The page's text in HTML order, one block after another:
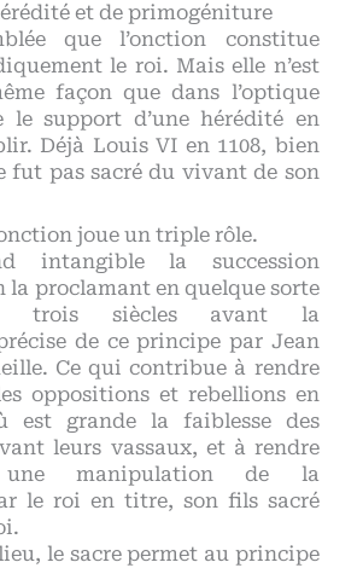
et de primogéniture
que l’onction constitue
le roi. Mais elle n’est
façon que dans l’optique
le support d’une hérédité en
Déjà Louis VI en 1108, bien
fut pas sacré du vivant de son
joue un triple rôle.
intangible la succession
la proclamant en quelque sorte
trois siècles avant la
de ce principe par Jean
Ce qui contribue à rendre
oppositions et rebellions en
est grande la faiblesse des
leurs vassaux, et à rendre
une manipulation de la
le roi en titre, son fils sacré
le sacre permet au principe